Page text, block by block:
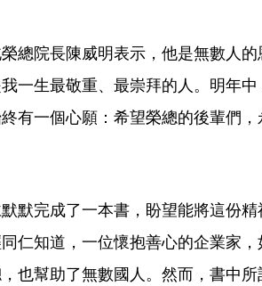
總院長陳威明表示，他是無數人
一生最敬重、最崇拜的人。明年中
有一個心願：希望榮總的後輩們
默完成了一本書，盼望能將這份
仁知道，一位懷抱善心的企業家
也幫助了無數國人。然而，書中